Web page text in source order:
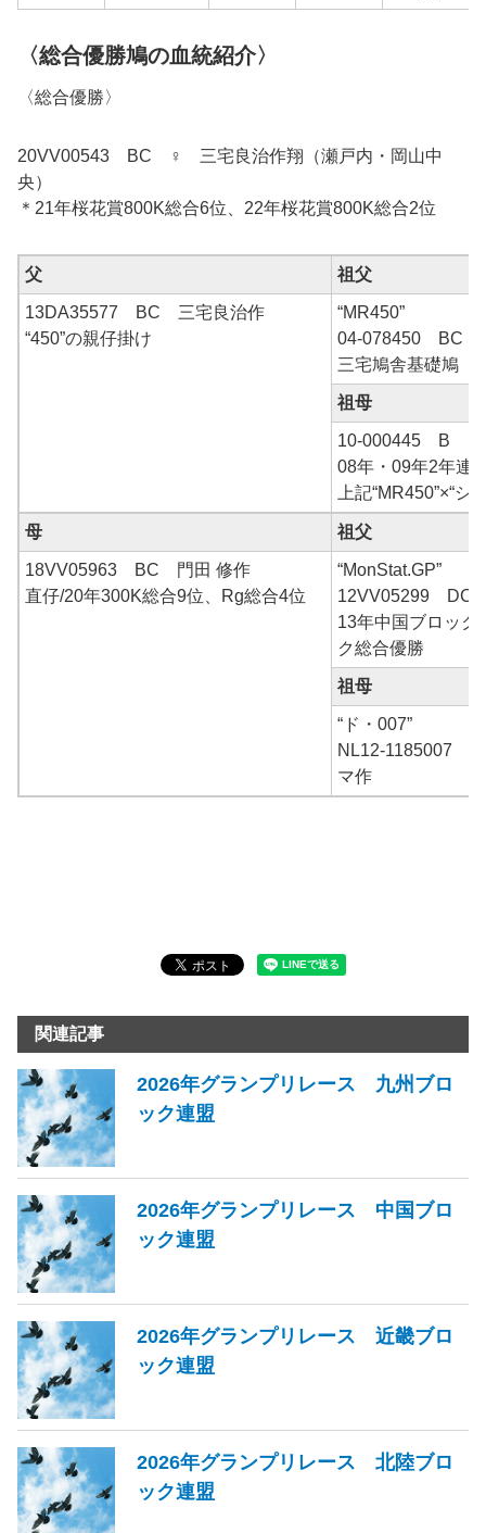
〈総合優勝鳩の血統紹介〉
〈総合優勝〉
20VV00543 BC ♀ 三宅良治作翔（瀬戸内・岡山中
央）
＊21年桜花賞800K総合6位、22年桜花賞800K総合2位
父 祖父
13DA35577 BC 三宅良治作
“450”の親仔掛け
“MR450”
04-078450 BC
三宅鳩舎基礎鳩
祖母
10-000445 B
08年・09年2年連
上記“MR450”×“
母 祖父
18VV05963 BC 門田 修作
直仔/20年300K総合9位、Rg総合4位
“MonStat.GP”
12VV05299 DC
13年中国ブロック
ク総合優勝
祖母
“ド・007”
NL12-1185007
マ作
関連記事
2026年グランプリレース 九州ブロ
ック連盟
2026年グランプリレース 中国ブロ
ック連盟
2026年グランプリレース 近畿ブロ
ック連盟
2026年グランプリレース 北陸ブロ
ック連盟